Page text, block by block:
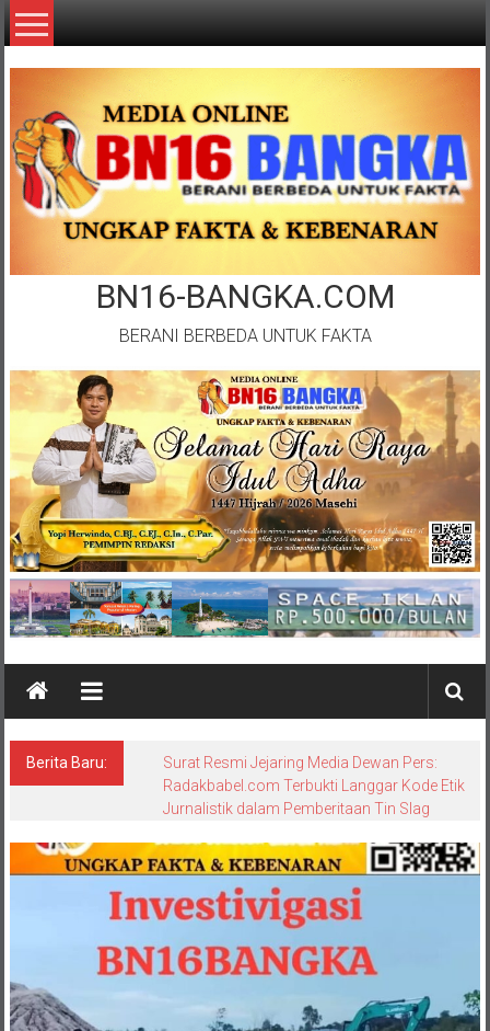
Lompat
ke
BN16-BANGKA.COM
BERANI BERBEDA UNTUK FAKTA
Berita Baru:
Surat Resmi Jejaring Media Dewan Pers:
Radakbabel.com Terbukti Langgar Kode Etik
Jurnalistik dalam Pemberitaan Tin Slag